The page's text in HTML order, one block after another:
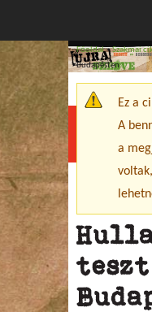
Jelenlegi hely
Főoldal»Szakmai
Budapesten
Ez a
A
a
teszt